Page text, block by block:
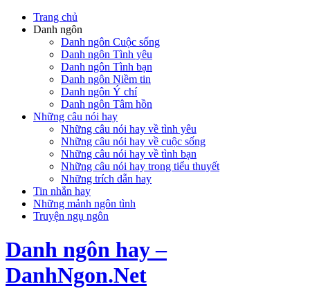
Trang chủ
Danh ngôn
Danh ngôn Cuộc sống
Danh ngôn Tình yêu
Danh ngôn Tình bạn
Danh ngôn Niềm tin
Danh ngôn Ý chí
Danh ngôn Tâm hồn
Những câu nói hay
Những câu nói hay về tình yêu
Những câu nói hay về cuộc sống
Những câu nói hay về tình bạn
Những câu nói hay trong tiểu thuyết
Những trích dẫn hay
Tin nhắn hay
Những mảnh ngôn tình
Truyện ngụ ngôn
Danh ngôn hay –
DanhNgon.Net